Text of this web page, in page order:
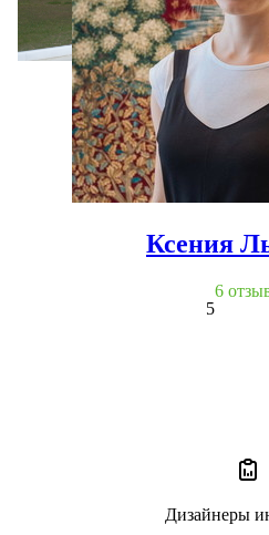
Ксения
5
6
Дизайнеры